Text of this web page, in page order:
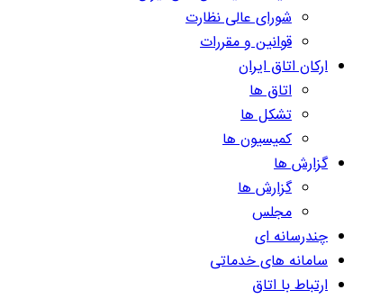
شورای عالی نظارت
قوانین و مقررات
ارکان اتاق ایران
اتاق ها
تشکل ها
کمیسیون ها
گزارش ها
گزارش ها
مجلس
چندرسانه ای
سامانه های خدماتی
ارتباط با اتاق